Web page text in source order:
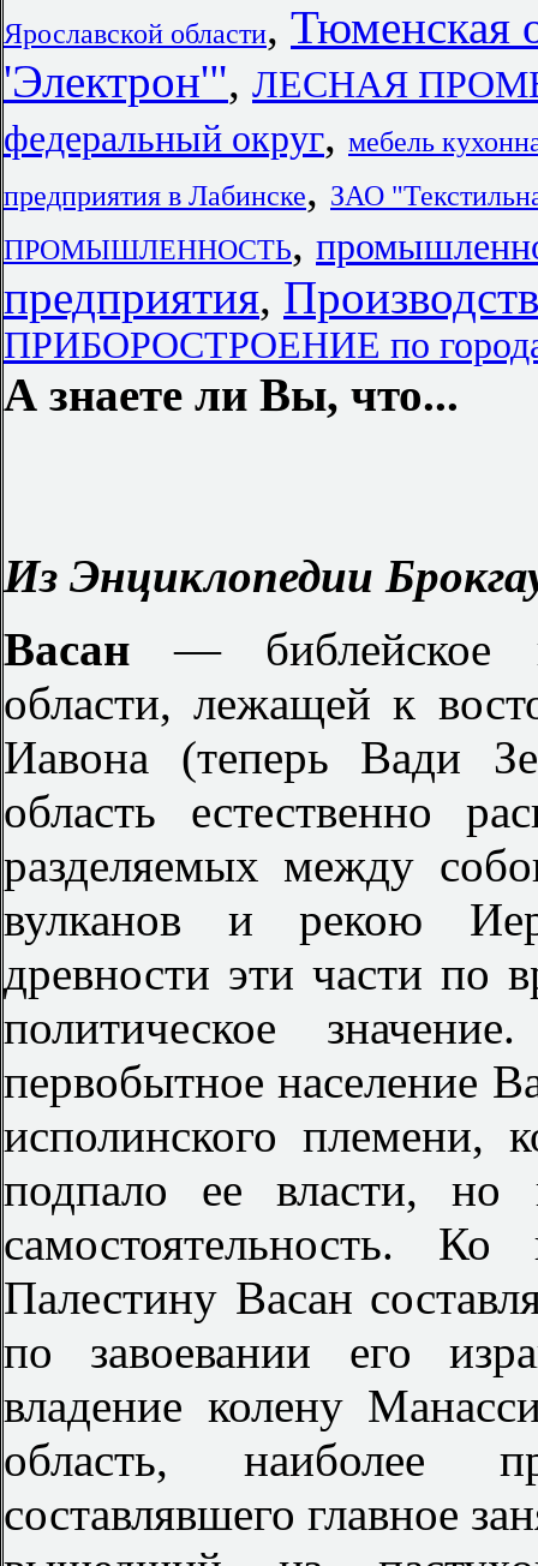
Ярославской области, Тюменская
'Электрон'", ЛЕСНАЯ
федеральный округ, мебель
предприятия в Лабинске, ЗАО
ПРОМЫШЛЕННОСТЬ,
предприятия,
ПРИБОРОСТРОЕНИЕ по
А знаете ли Вы, что...
Из Энциклопедии
Васан— библейское
области, лежащей к
Иавона (теперь Вади
область естественно
разделяемых между
вулканов и рекою
древности эти части по
политическое
первобытное население
исполинского племени,
подпало ее власти, но
самостоятельность.
Палестину Васан
по завоевании его
владение колену
область, наиболее
составлявшего главное